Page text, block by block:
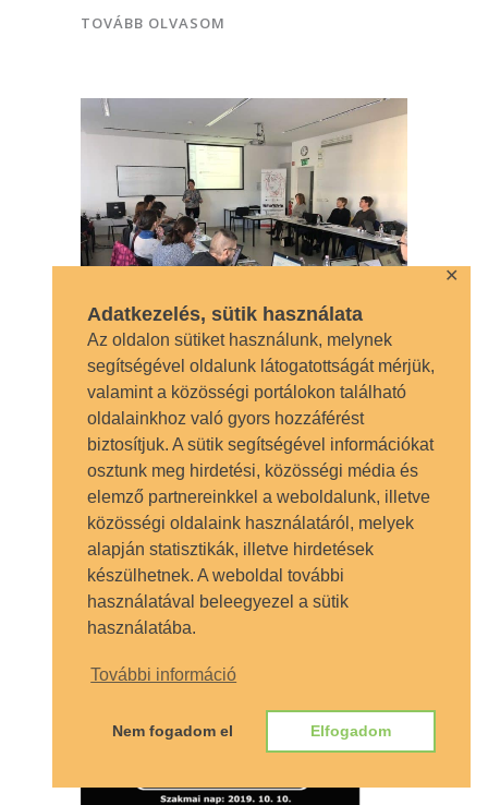
Adatkezelés, sütik használata
Az oldalon sütiket használunk, melynek
segítségével oldalunk látogatottságát mérjük,
valamint a közösségi portálokon található
oldalainkhoz való gyors hozzáférést
biztosítjuk. A sütik segítségével információkat
osztunk meg hirdetési, közösségi média és
elemző partnereinkkel a weboldalunk, illetve
közösségi oldalaink használatáról, melyek
alapján statisztikák, illetve hirdetések
készülhetnek. A weboldal további
használatával beleegyezel a sütik
használatába.
További információ
Nem fogadom el Elfogadom
✕
TOVÁBB OLVASOM
Tanárok, diákok és
szülők felkészítése a
digitális biztonságra
A Be@CyberPro projektpartnerek
budapesti találkozója A 21. században már
egyre gyakrab